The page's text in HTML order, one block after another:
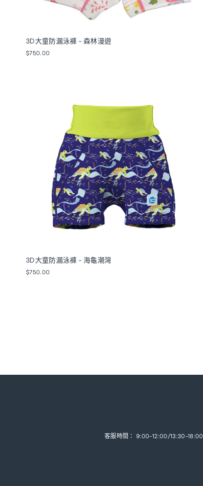
3D大童防漏泳褲 - 森林漫遊
$750.00
3D大童防漏泳褲 - 海龜潮灣
$750.00
客服時間： 9:00-12:00/13:30-18:00